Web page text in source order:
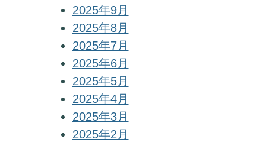
2025年9月
2025年8月
2025年7月
2025年6月
2025年5月
2025年4月
2025年3月
2025年2月